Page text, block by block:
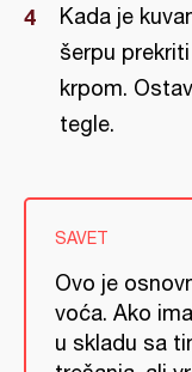
Kada je
šerpu
krpom.
tegle.
SAVET
Ovo je
voća. Ako
u skladu sa